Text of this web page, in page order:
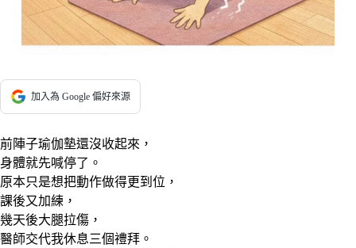
加入為 Google 偏好來源
前陣子瑜伽墊還沒收起來，
身體就先喊停了。
原本只是想把動作做得更到位，
課後又加練，
幾天後大腿拉傷，
醫師交代我休息三個禮拜。